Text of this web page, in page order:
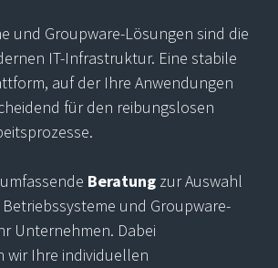
und Groupware-Lösungen sind die
IT-Infrastruktur. Eine stabile
auf der Ihre Anwendungen
für den reibungslosen
Beratung zur Auswahl
und Groupware-
Unternehmen. Dabei
wir Ihre individuellen